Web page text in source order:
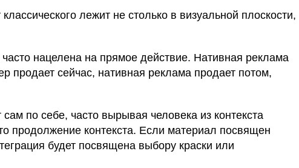
лежит не столько в визуальной плоскости,
нацелена на прямое действие. Нативная реклама
продает сейчас, нативная реклама продает потом,
по себе, часто вырывая человека из контекста
продолжение контекста. Если материал посвящен
будет посвящена выбору краски или